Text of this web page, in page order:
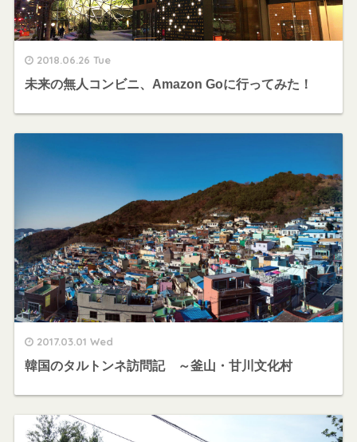
2018.06.26 Tue
未来の無人コンビニ、Amazon Goに行ってみた！
2017.03.01 Wed
韓国のタルトンネ訪問記 ～釜山・甘川文化村